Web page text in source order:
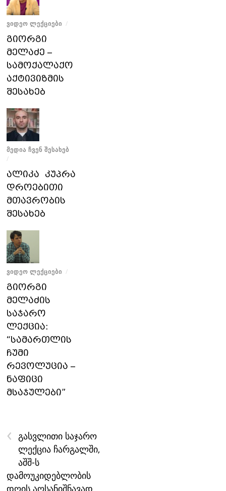
ᲕᲘᲓᲔᲝ ᲚᲔᲥᲪᲘᲔᲑᲘ /
გიორგი
მელაძე –
სამოქალაქო
აქტივიზმის
შესახებ
ᲛᲔᲓᲘᲐ ᲩᲕᲔᲜ ᲨᲔᲡᲐᲮᲔᲑ
/
ალიკა კუპრავა
დროებითი
მთავრობის
შესახებ
ᲕᲘᲓᲔᲝ ᲚᲔᲥᲪᲘᲔᲑᲘ /
გიორგი
მელაძის
საჯარო
ლექცია:
“სამართლის
ჩუმი
რევოლუცია –
ნაფიცი
მსაჯულები”
‹
გასვლითი საჯარო
ლექცია ჩარგალში,
აშშ-ს
დამოუკიდებლობის